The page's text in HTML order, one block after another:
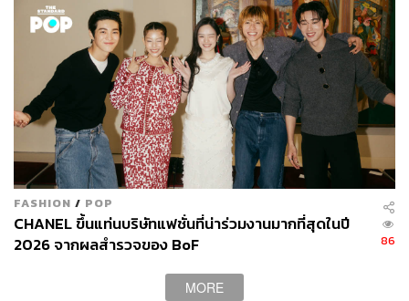
FASHION / POP
CHANEL ขึ้นแท่นบริษัทแฟชั่นที่น่าร่วมงานมากที่สุดในปี
2026 จากผลสำรวจของ BoF
86
MORE